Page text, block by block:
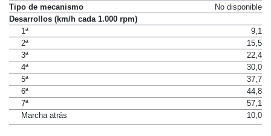
Tipo de mecanismo
No disponible
Desarrollos (km/h cada 1.000 rpm)
1ª
9,1
2ª
15,5
3ª
22,4
4ª
30,0
5ª
37,7
6ª
44,8
7ª
57,1
Marcha atrás
10,0